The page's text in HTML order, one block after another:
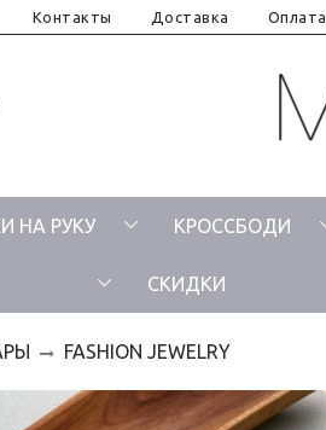
Контакты Доставка Оплата
НА РУКУ КРОССБОДИ
СКИДКИ
FASHION JEWELRY